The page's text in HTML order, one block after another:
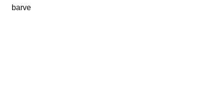
barve